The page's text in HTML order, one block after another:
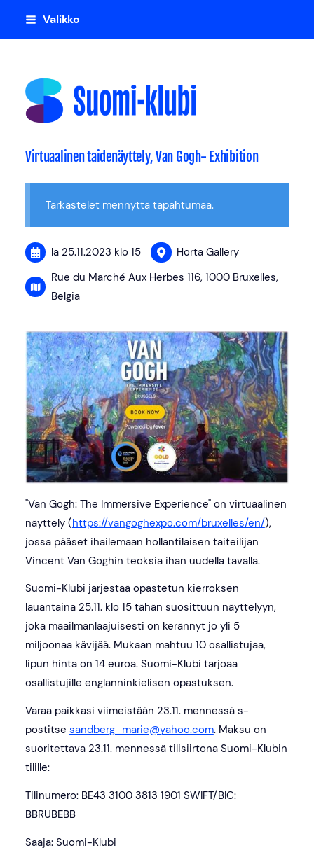
Siirry
Valikko
Suomi-klubi
Virtuaalinen taidenäyttely, Van Gogh- Exhibition
Tarkastelet mennyttä tapahtumaa.
la 25.11.2023 klo 15
Horta Gallery
Rue du Marché Aux Herbes 116, 1000 Bruxelles,
Belgia
"Van Gogh: The Immersive Experience" on virtuaalinen
näyttely (https://vangoghexpo.com/bruxelles/en/),
jossa pääset ihailemaan hollantilaisen taiteilijan
Vincent Van Goghin teoksia ihan uudella tavalla.
Suomi-Klubi järjestää opastetun kierroksen
lauantaina 25.11. klo 15 tähän suosittuun näyttelyyn,
joka maailmanlaajuisesti on kerännyt jo yli 5
miljoonaa kävijää. Mukaan mahtuu 10 osallistujaa,
lipun hinta on 14 euroa. Suomi-Klubi tarjoaa
osallistujille englanninkielisen opastuksen.
Varaa paikkasi viimeistään 23.11. mennessä s-
postitse sandberg_marie@yahoo.com. Maksu on
suoritettava 23.11. mennessä tilisiirtona Suomi-Klubin
tilille:
Tilinumero: BE43 3100 3813 1901 SWIFT/BIC:
BBRUBEBB
Saaja: Suomi-Klubi